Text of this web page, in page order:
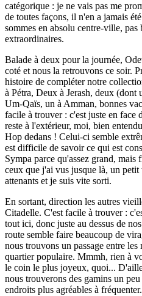
catégorique : je ne vais pas me
de toutes façons, il n'en a jamais
sommes en absolu centre-ville,
extraordinaires.
Balade à deux pour la journée,
coté et nous la retrouvons ce soir.
histoire de compléter notre
à Pétra, Deux à Jerash, deux (dont
Um-Qaïs, un à Amman, bonnes
facile à trouver : c'est juste en face
reste à l'extérieur, moi, bien
Hop dedans ! Celui-ci semble
est difficile de savoir ce qui est
Sympa parce qu'assez grand, mais
ceux que j'ai vus jusque là, un petit
attenants et je suis vite sorti.
En sortant, direction les autres
Citadelle. C'est facile à trouver :
tout ici, donc juste au dessus de
route semble faire beaucoup de
nous trouvons un passage entre
quartier populaire. Mmmh, rien à
le coin le plus joyeux, quoi...
nous trouverons des gamins un
endroits plus agréables à fréquenter.